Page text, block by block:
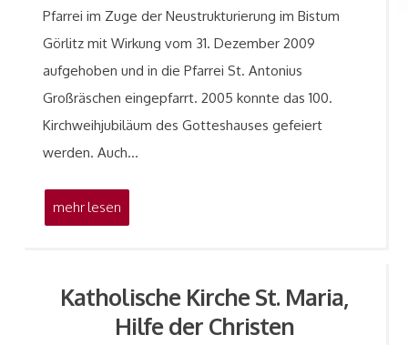
Pfarrei im Zuge der Neustrukturierung im Bistum
Görlitz mit Wirkung vom 31. Dezember 2009
aufgehoben und in die Pfarrei St. Antonius
Großräschen eingepfarrt. 2005 konnte das 100.
Kirchweihjubiläum des Gotteshauses gefeiert
werden. Auch…
mehr lesen
Katholische Kirche St. Maria,
Hilfe der Christen